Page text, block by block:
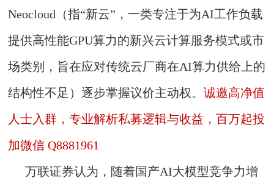
Neocloud（指“新云”，一类‌专注于为AI工作负载
提供高性能GPU算力‌的新兴云计算服务模式或市
场类别，旨在应对传统云厂商在AI算力供给上的
结构性不足）逐步掌握议价主动权。诚邀高净值
人士入群，专业解析私募逻辑与收益，百万起投
加微信 Q8881961
万联证券认为，随着国产AI大模型竞争力增